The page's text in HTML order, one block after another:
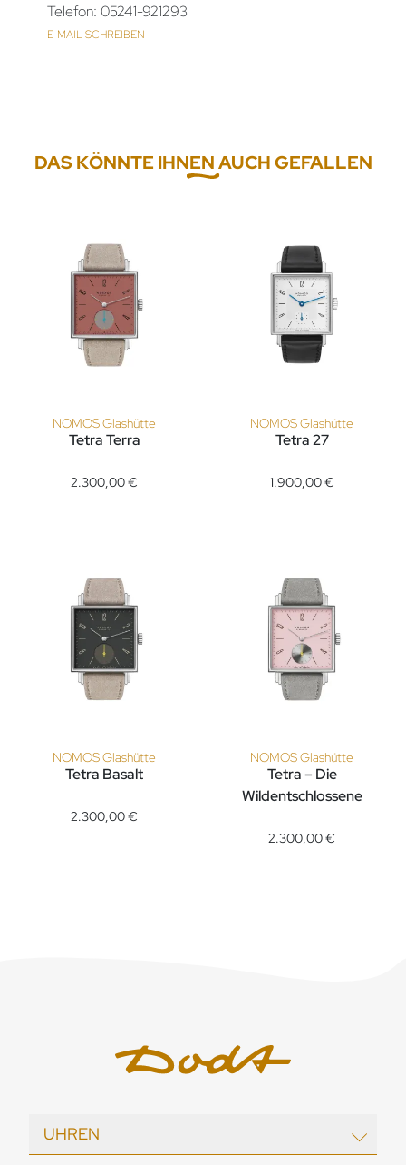
Telefon: 05241-921293
E-MAIL SCHREIBEN
DAS KÖNNTE IHNEN AUCH GEFALLEN
NOMOS Glashütte
Tetra Terra
2.300,00 €
NOMOS Glashütte
Tetra 27
1.900,00 €
NOMOS Glashütte
Tetra Basalt
NOMOS Glashütte Tetra Basalt, Ref: 440, Preis: 2.300,00 €
2.300,00 €
NOMOS Glashütte
Tetra – Die
Wildentschlossene
2.300,00 €
UHREN